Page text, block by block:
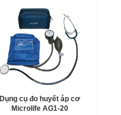
Dụng cụ đo huyết áp cơ
Microlife AG1-20